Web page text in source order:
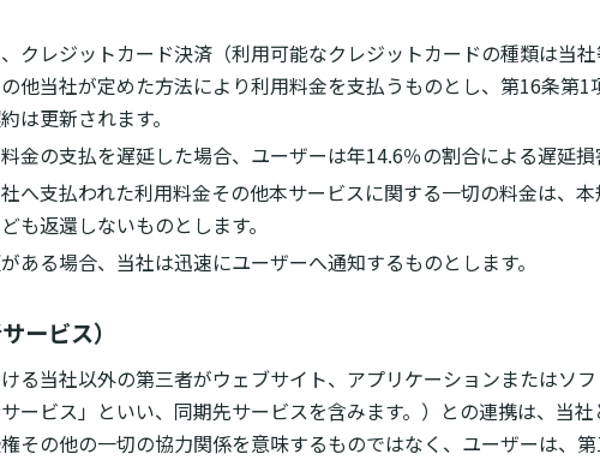
クレジットカード決済（利用可能なクレジットカードの種類は当
他当社が定めた方法により利用料金を支払うものとし、第16条第
は更新されます。
金の支払を遅延した場合、ユーザーは年14.6％の割合による遅延損
へ支払われた利用料金その他本サービスに関する一切の料金は、
も返還しないものとします。
ある場合、当社は迅速にユーザーへ通知するものとします。
ービス）
る当社以外の第三者がウェブサイト、アプリケーションまたはソ
サービス」といい、同期先サービスを含みます。）との連携は、当
その他の一切の協力関係を意味するものではなく、ユーザーは、